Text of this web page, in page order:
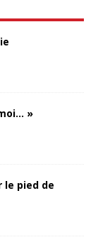
»
le pied de